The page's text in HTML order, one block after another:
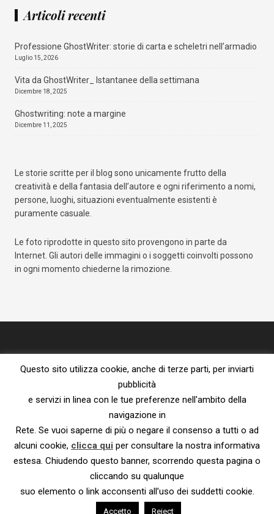
Articoli recenti
Professione GhostWriter: storie di carta e scheletri nell’armadio
Luglio 15, 2026
Vita da GhostWriter_ Istantanee della settimana
Dicembre 18, 2025
Ghostwriting: note a margine
Dicembre 11, 2025
Le storie scritte per il blog sono unicamente frutto della
creatività e della fantasia dell’autore e ogni riferimento a nomi,
persone, luoghi, situazioni eventualmente esistenti è
puramente casuale.
Le foto riprodotte in questo sito provengono in parte da
Internet. Gli autori delle immagini o i soggetti coinvolti possono
in ogni momento chiederne la rimozione.
Proprietà letteraria riservata – vietata la riproduzione senza l’espresso
consenso dell’autore.
Privacy Policy e Cookie Policy
Informativa ai sensi del Reg. UE
© 2023 – Susanna De Ciechi.
Questo sito utilizza cookie, anche di terze parti, per inviarti
pubblicità
e servizi in linea con le tue preferenze nell'ambito della
navigazione in
Rete. Se vuoi saperne di più o negare il consenso a tutti o ad
alcuni cookie, clicca qui per consultare la nostra informativa
estesa. Chiudendo questo banner, scorrendo questa pagina o
cliccando su qualunque
suo elemento o link acconsenti all’uso dei suddetti cookie.
Accetto Reject